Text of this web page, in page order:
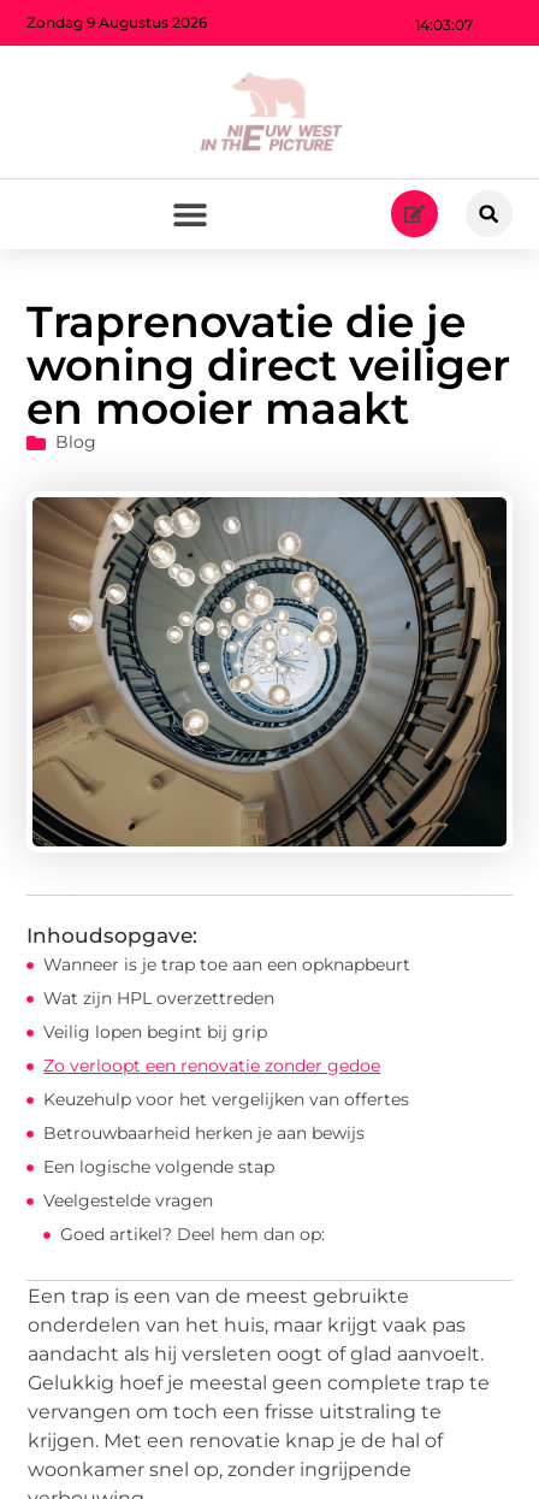
14:03:09
Zondag 9 Augustus 2026
Traprenovatie die je
woning direct veiliger
en mooier maakt
Blog
Inhoudsopgave:
Wanneer is je trap toe aan een opknapbeurt
Wat zijn HPL overzettreden
Veilig lopen begint bij grip
Zo verloopt een renovatie zonder gedoe
Keuzehulp voor het vergelijken van offertes
Betrouwbaarheid herken je aan bewijs
Een logische volgende stap
Veelgestelde vragen
Goed artikel? Deel hem dan op:
Een trap is een van de meest gebruikte
onderdelen van het huis, maar krijgt vaak pas
aandacht als hij versleten oogt of glad aanvoelt.
Gelukkig hoef je meestal geen complete trap te
vervangen om toch een frisse uitstraling te
krijgen. Met een renovatie knap je de hal of
woonkamer snel op, zonder ingrijpende